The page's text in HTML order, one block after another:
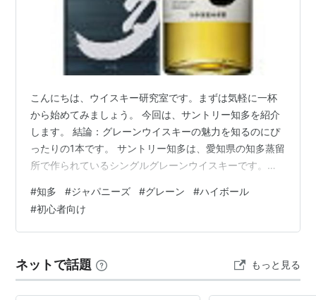
こんにちは、ウイスキー研究室です。まずは気軽に一杯
から始めてみましょう。 今回は、サントリー知多を紹介
します。 結論：グレーンウイスキーの魅力を知るのにぴ
ったりの1本です。 サントリー知多は、愛知県の知多蒸留
所で作られているシングルグレーンウイスキーです。モ
グレーンウイスキーはトウモロコシや小麦などを主な原
料としています。グレーンウイスキーはブレンデッドウ
イスキーの原料として使われることが多く、単体で販売
いるシングルグレーンウイスキーは珍しく、サントリー
知多はその代表格です。 基本情報 ・価格：…
#知多 #ジャパニーズ #グレーン #ハイボール
#初心者向け
ネットで話題 もっと見る